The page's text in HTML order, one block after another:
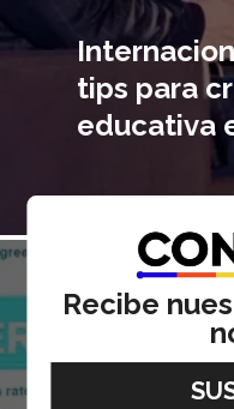
tips para
educativa
Imagen
Recibe